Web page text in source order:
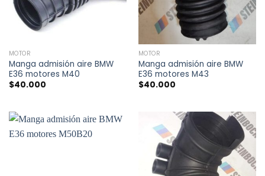
MOTOR
Manga admisión aire BMW
E36 motores M40
$40.000
MOTOR
Manga admisión aire BMW
E36 motores M43
$40.000